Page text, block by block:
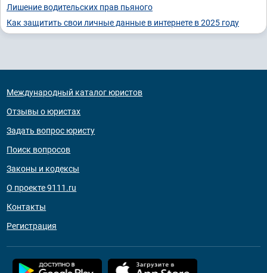
Лишение водительских прав пьяного
Как защитить свои личные данные в интернете в 2025 году
Международный каталог юристов
Отзывы о юристах
Задать вопрос юристу
Поиск вопросов
Законы и кодексы
О проекте 9111.ru
Контакты
Регистрация